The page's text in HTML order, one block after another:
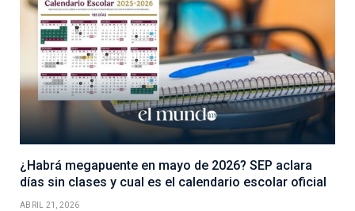
¿Habrá megapuente en mayo de 2026? SEP aclara
días sin clases y cual es el calendario escolar oficial
ABRIL 21, 2026